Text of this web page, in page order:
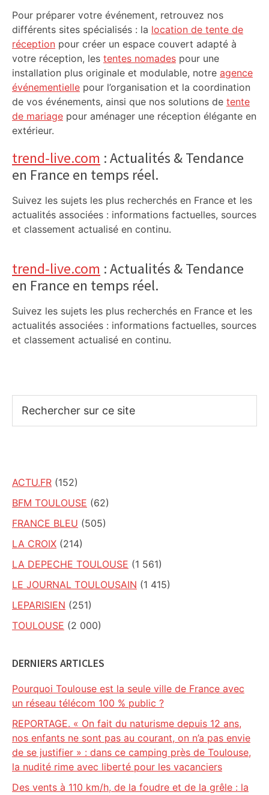
Pour préparer votre événement, retrouvez nos
différents sites spécialisés : la location de tente de
réception pour créer un espace couvert adapté à
votre réception, les tentes nomades pour une
installation plus originale et modulable, notre agence
événementielle pour l’organisation et la coordination
de vos événements, ainsi que nos solutions de tente
de mariage pour aménager une réception élégante en
extérieur.
trend-live.com : Actualités & Tendance
en France en temps réel.
Suivez les sujets les plus recherchés en France et les
actualités associées : informations factuelles, sources
et classement actualisé en continu.
trend-live.com : Actualités & Tendance
en France en temps réel.
Suivez les sujets les plus recherchés en France et les
actualités associées : informations factuelles, sources
et classement actualisé en continu.
sur
ACTU.FR (152)
BFM TOULOUSE (62)
FRANCE BLEU (505)
LA CROIX (214)
LA DEPECHE TOULOUSE (1 561)
LE JOURNAL TOULOUSAIN (1 415)
LEPARISIEN (251)
TOULOUSE (2 000)
DERNIERS ARTICLES
Pourquoi Toulouse est la seule ville de France avec
un réseau télécom 100 % public ?
REPORTAGE. « On fait du naturisme depuis 12 ans,
nos enfants ne sont pas au courant, on n’a pas envie
de se justifier » : dans ce camping près de Toulouse,
la nudité rime avec liberté pour les vacanciers
Des vents à 110 km/h, de la foudre et de la grêle : la